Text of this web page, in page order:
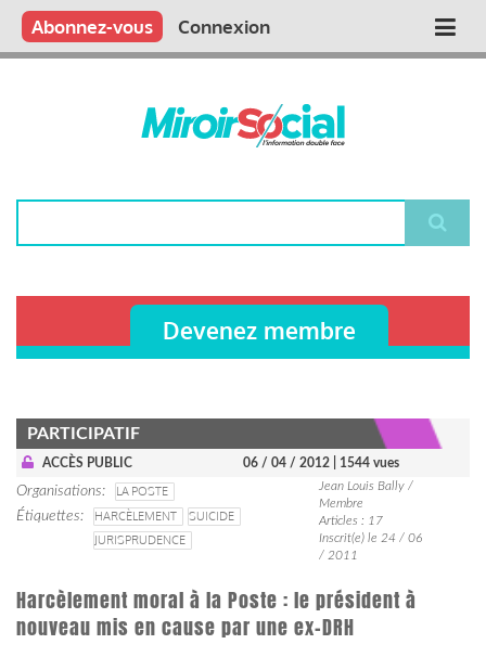
Aller
contenu
Main
Qui sommes nous ?
Vous publiez
Nous publions
Contactez-nous
Abonnez-vous Connexion
Devenez membre
PARTICIPATIF
ACCÈS PUBLIC 06 / 04 / 2012 | 1544 vues
Organisations
LA POSTE
Étiquettes
HARCÈLEMENT
SUICIDE
JURISPRUDENCE
Jean Louis Bally /
Membre
Articles : 17
Inscrit(e) le 24 / 06
/ 2011
Harcèlement moral à la Poste : le président à
nouveau mis en cause par une ex-DRH